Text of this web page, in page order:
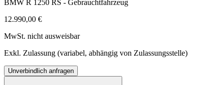
BMW R 1250 RS - Gebrauchtfahrzeug
12.990,00 €
MwSt. nicht ausweisbar
Exkl. Zulassung (variabel, abhängig von Zulassungsstelle)
Unverbindlich anfragen